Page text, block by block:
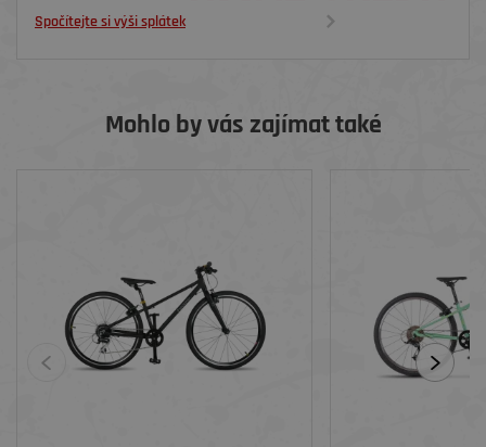
Spočítejte si výši splátek
Mohlo by vás zajímat také